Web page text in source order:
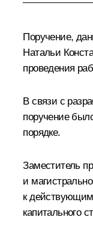
Поручение,
Натальи
проведения
В связи с
поручение
порядке.
Заместитель
и
к действующим
капитального